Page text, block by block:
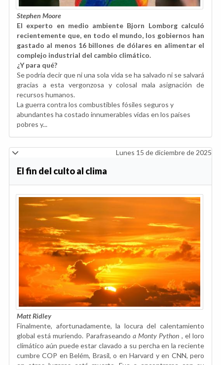
Stephen Moore
El experto en medio ambiente Bjorn Lomborg calculó
recientemente que, en todo el mundo, los gobiernos han
gastado al menos 16 billones de dólares en alimentar el
complejo industrial del cambio climático.
¿Y para qué?
Se podría decir que ni una sola vida se ha salvado ni se salvará
gracias a esta vergonzosa y colosal mala asignación de
recursos humanos.
La guerra contra los combustibles fósiles seguros y
abundantes ha costado innumerables vidas en los países
pobres y...
Lunes 15 de diciembre de 2025
El fin del culto al clima
Matt Ridley
Finalmente, afortunadamente, la locura del calentamiento
global está muriendo. Parafraseando a Monty Python , el loro
climático aún puede estar clavado a su percha en la reciente
cumbre COP en Belém, Brasil, o en Harvard y en CNN, pero